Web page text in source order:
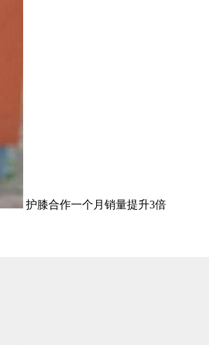
护膝合作一个月销量提升3倍